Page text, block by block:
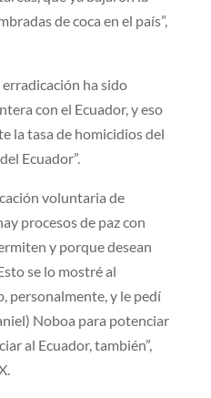
de coca en el país”,
ha sido
con el Ecuador, y eso
la tasa de homicidios del
Ecuador”.
voluntaria de
procesos de paz con
y porque desean
se lo mostré al
personalmente, y le pedí
Noboa para potenciar
al Ecuador, también”,